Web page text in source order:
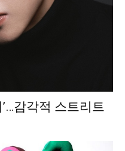
감각적 스트리트